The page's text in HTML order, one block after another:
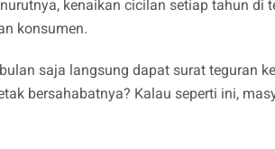
kenaikan cicilan setiap tahun di
konsumen.
saja langsung dapat surat teguran
bersahabatnya? Kalau seperti ini,